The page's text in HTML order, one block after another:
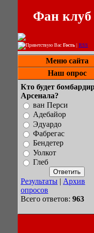
Фан клуб
Приветствую Вас Гость | RSS
Меню сайта
Наш опрос
Кто будет
Арсенала?
ван Перси
Адебайор
Эдуардо
Фабрегас
Бендетер
Уолкот
Глеб
Результаты | Архив
опросов
Всего ответов: 963